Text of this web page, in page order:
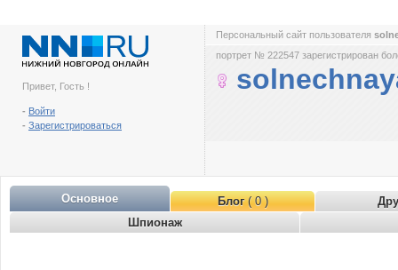
Привет, Гость !
- Войти
- Зарегистрироваться
Персональный сайт пользователя
портрет № 222547 зарегистрирован
Основное Блог( 0 )
Шпионаж